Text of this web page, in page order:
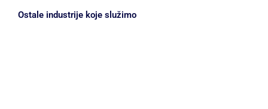
Ostale industrije koje služimo